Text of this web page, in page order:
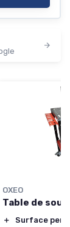
OXEO
Table de
＋
Surface